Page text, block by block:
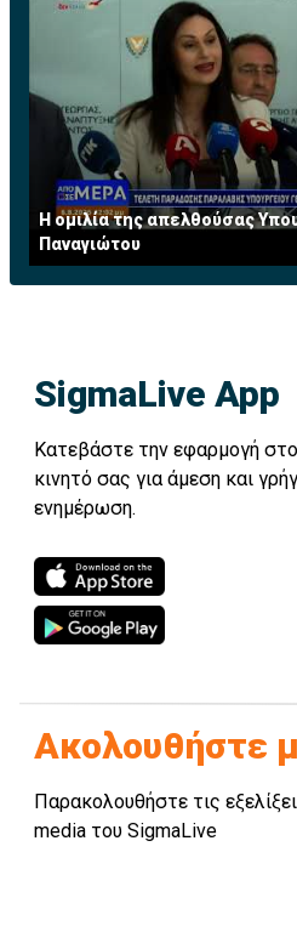
Η ομιλία της απελθούσας
Παναγιώτου
SigmaLive App
Κατεβάστε την εφαρμογή στο
κινητό σας για άμεση και
ενημέρωση.
Ακολουθήστε
Παρακολουθήστε τις
media του SigmaLive